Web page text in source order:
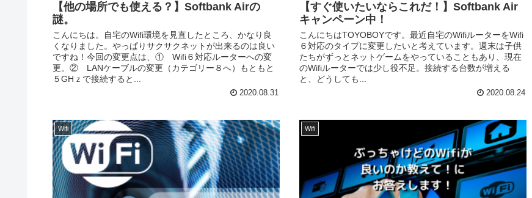
【他の場所でも使える？】Softbank Airの
謎。
こんにちは。自宅のWifi環境を見直したところ、かなり良
くなりました。やっぱりサクサクネットが出来るのは良い
ですね！今回の変更点は、① Wifi６対応ルーターへの変
更。② LANケーブルの変更（カテゴリー８へ）もともと
５GHｚで接続すると...
2020.08.31
【すぐ使いたいならこれだ！】Softbank Air
キャンペーン中！
こんにちはTOYOBOYです。最近自宅のWifiルーターをWifi
６対応のタイプに変更したいと考えています。週末は子供
たちがずっとネットゲームをやっていることもあり、現在
のWifiルーターでは少し役不足。接続する台数が増える
と、どうしても...
2020.08.24
Wifi Wifi